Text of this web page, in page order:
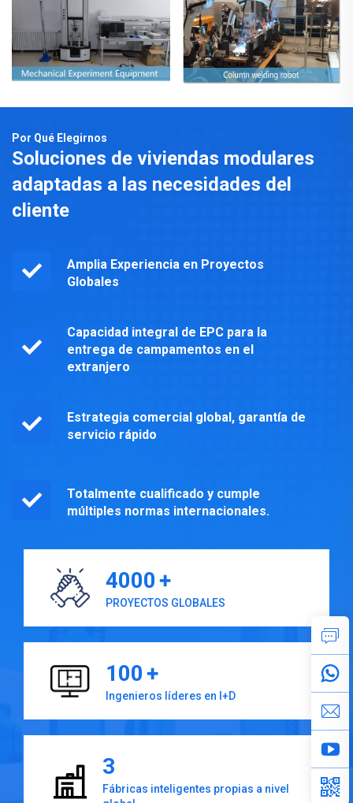
Por Qué Elegirnos
Soluciones de viviendas modulares
adaptadas a las necesidades del
cliente
Amplia Experiencia en Proyectos
Globales
Capacidad integral de EPC para la
entrega de campamentos en el
extranjero
Estrategia comercial global, garantía de
servicio rápido
Totalmente cualificado y cumple
múltiples normas internacionales.
4000+
PROYECTOS GLOBALES
100+
Ingenieros líderes en I+D
3
Fábricas inteligentes propias a nivel